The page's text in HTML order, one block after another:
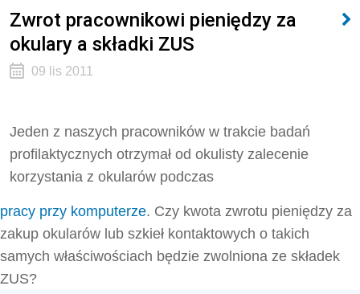
Zwrot pracownikowi pieniędzy za
okulary a składki ZUS
09 lis 2011
Jeden z naszych pracowników w trakcie badań
profilaktycznych otrzymał od okulisty zalecenie
korzystania z okularów podczas
pracy przy komputerze. Czy kwota zwrotu pieniędzy za
zakup okularów lub szkieł kontaktowych o takich
samych właściwościach będzie zwolniona ze składek
ZUS?